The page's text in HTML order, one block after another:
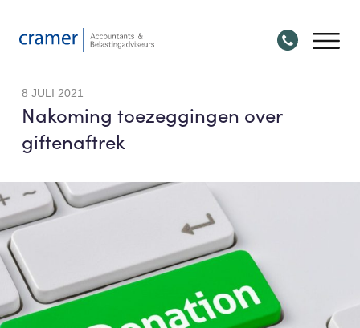
8 JULI 2021
Nakoming toezeggingen over
giftenaftrek